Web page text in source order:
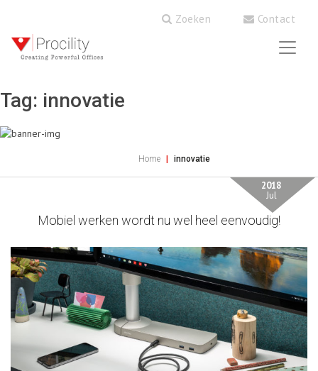
Zoeken Contact
Tag: innovatie
Home innovatie
2018
Jul
Mobiel werken wordt nu wel heel eenvoudig!